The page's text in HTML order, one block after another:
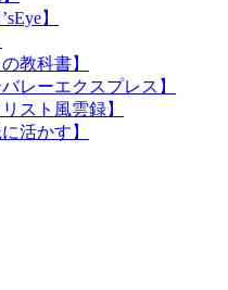
】
教科書】
レーエクスプレス】
スト風雲録】
活かす】